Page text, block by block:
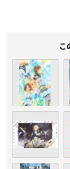
こ